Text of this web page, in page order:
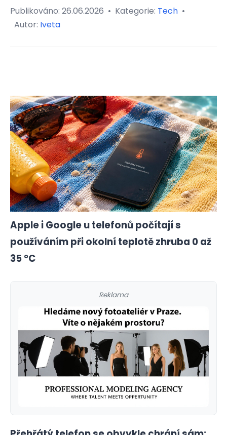
Publikováno: 26.06.2026 • Kategorie: Tech •
Autor: Iveta
Apple i Google u telefonů počítají s
používáním při okolní teplotě zhruba 0 až
35 °C
Reklama